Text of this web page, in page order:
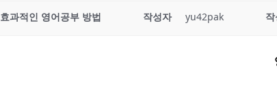
효과적인 영어공부 방법 작성자 yu42pak